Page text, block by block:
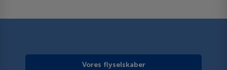
Vores flyselskaber